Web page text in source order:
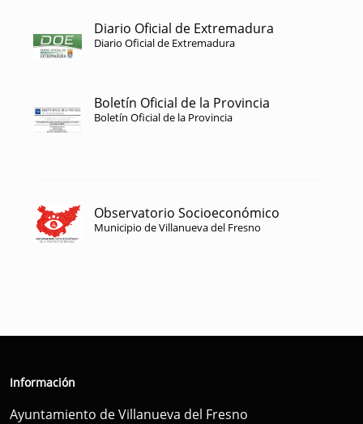
Diario Oficial de Extremadura
Diario Oficial de Extremadura
Boletín Oficial de la Provincia
Boletín Oficial de la Provincia
Observatorio Socioeconómico
Municipio de Villanueva del Fresno
Información
Ayuntamiento de Villanueva del Fresno